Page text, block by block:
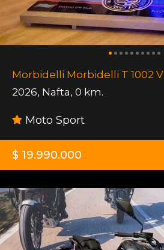
Morbidelli Morbidelli T 1002 V
2026, Nafta, 0 km.
Moto Sport
$ 19.990.000